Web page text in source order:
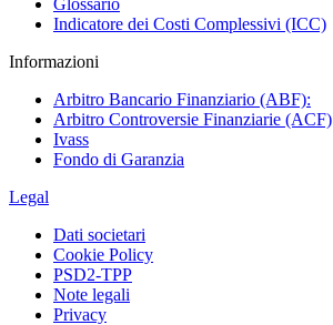
Glossario
Indicatore dei Costi Complessivi (ICC)
Informazioni
Arbitro Bancario Finanziario (ABF):
Arbitro Controversie Finanziarie (ACF)
Ivass
Fondo di Garanzia
Legal
Dati societari
Cookie Policy
PSD2-TPP
Note legali
Privacy